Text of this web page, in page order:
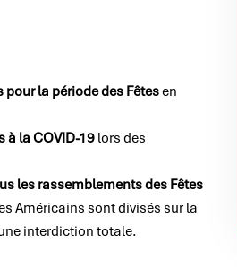
pour la période des Fêtesen
à la COVID-19lors des
les rassemblements des Fêtes
Américains sont divisés sur la
interdiction totale.